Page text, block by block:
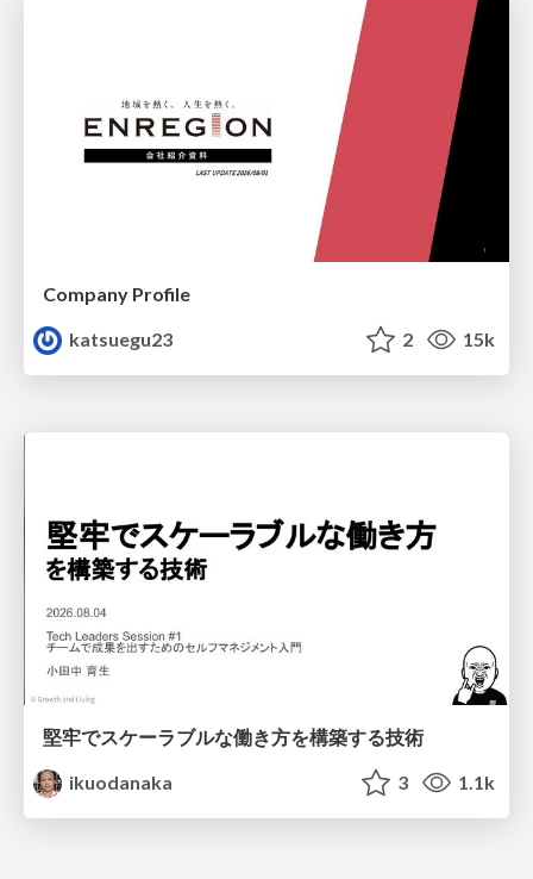
Company Profile
katsuegu23
2 15k
堅牢でスケーラブルな働き方を構築する技術
ikuodanaka
3 1.1k